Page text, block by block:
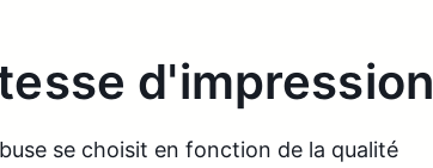
d'impression
se choisit en fonction de la qualité